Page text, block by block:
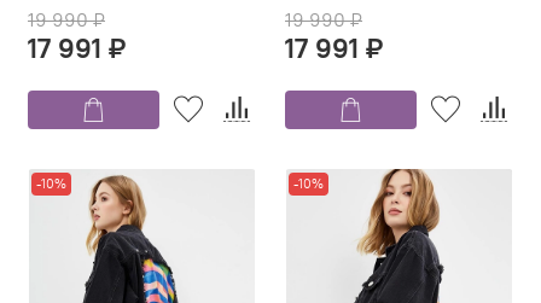
19 990 ₽
17 991 ₽
19 990 ₽
17 991 ₽
-10% -10%